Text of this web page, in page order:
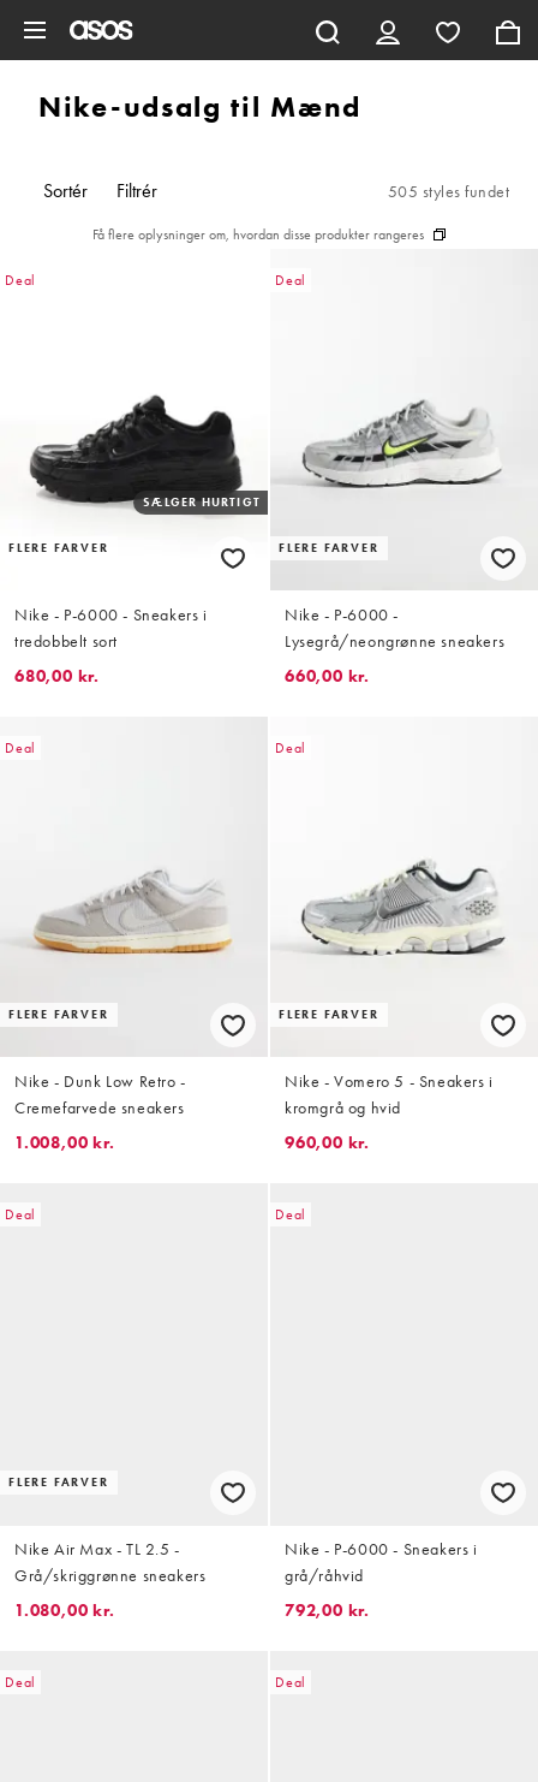
Nike-udsalg til Mænd
Sortér Filtrér 505 styles fundet
Få flere oplysninger om, hvordan disse produkter rangeres
Deal
FLERE FARVER
SÆLGER HURTIGT
Nike - P-6000 - Sneakers i
tredobbelt sort
680,00 kr.
Deal
FLERE FARVER
Nike - P-6000 -
Lysegrå/neongrønne sneakers
660,00 kr.
Deal
FLERE FARVER
Nike - Dunk Low Retro -
Cremefarvede sneakers
1.008,00 kr.
Deal
FLERE FARVER
Nike - Vomero 5 - Sneakers i
kromgrå og hvid
960,00 kr.
Deal
FLERE FARVER
Nike Air Max - TL 2.5 -
Grå/skriggrønne sneakers
1.080,00 kr.
Deal
Nike - P-6000 - Sneakers i
grå/råhvid
792,00 kr.
Deal Deal